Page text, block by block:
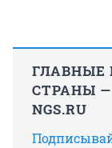
ГЛАВНЫЕ
СТРАНЫ
NGS.RU